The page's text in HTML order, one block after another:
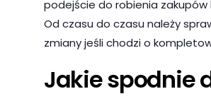
podejście do robienia
Od czasu do czasu należy
zmiany jeśli chodzi o
Jakie spodnie